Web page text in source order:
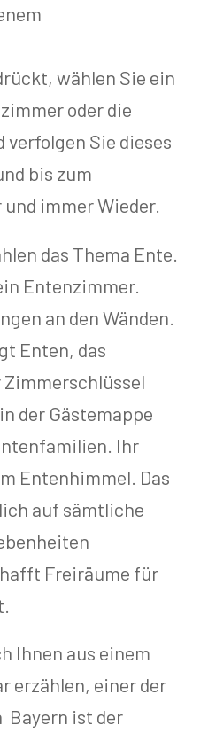
wählen Sie ein
oder die
verfolgen Sie dieses
bis zum
immer Wieder.
das Thema Ente.
Entenzimmer.
an den Wänden.
Enten, das
Zimmerschlüssel
der Gästemappe
Ihr
Entenhimmel. Das
auf sämtliche
Freiräume für
Ihnen aus einem
erzählen, einer der
Bayern ist der